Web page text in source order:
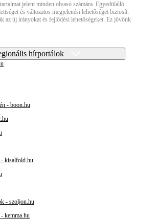
jelent minden olvasó számára. Egyedülálló
és változatos megjelenési lehetőséget biztosít.
az új irányokat és fejlődési lehetőségeket. Ez jövőnk
hírportálok
- boon.hu
kisalfold.hu
- szoljon.hu
kemma.hu